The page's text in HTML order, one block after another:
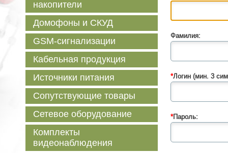
Фамилия:
*Логин (мин. 3
*Пароль:
накопители
Домофоны и СКУД
GSM-сигнализации
Кабельная продукция
Источники питания
Сопутствующие товары
Сетевое оборудование
Комплекты
видеонаблюдения